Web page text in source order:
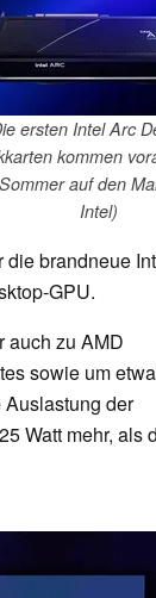
ersten Intel Arc
kommen
auf den
Intel)
brandneue
GPU.
auch zu AMD
sowie um
der
Watt mehr, als